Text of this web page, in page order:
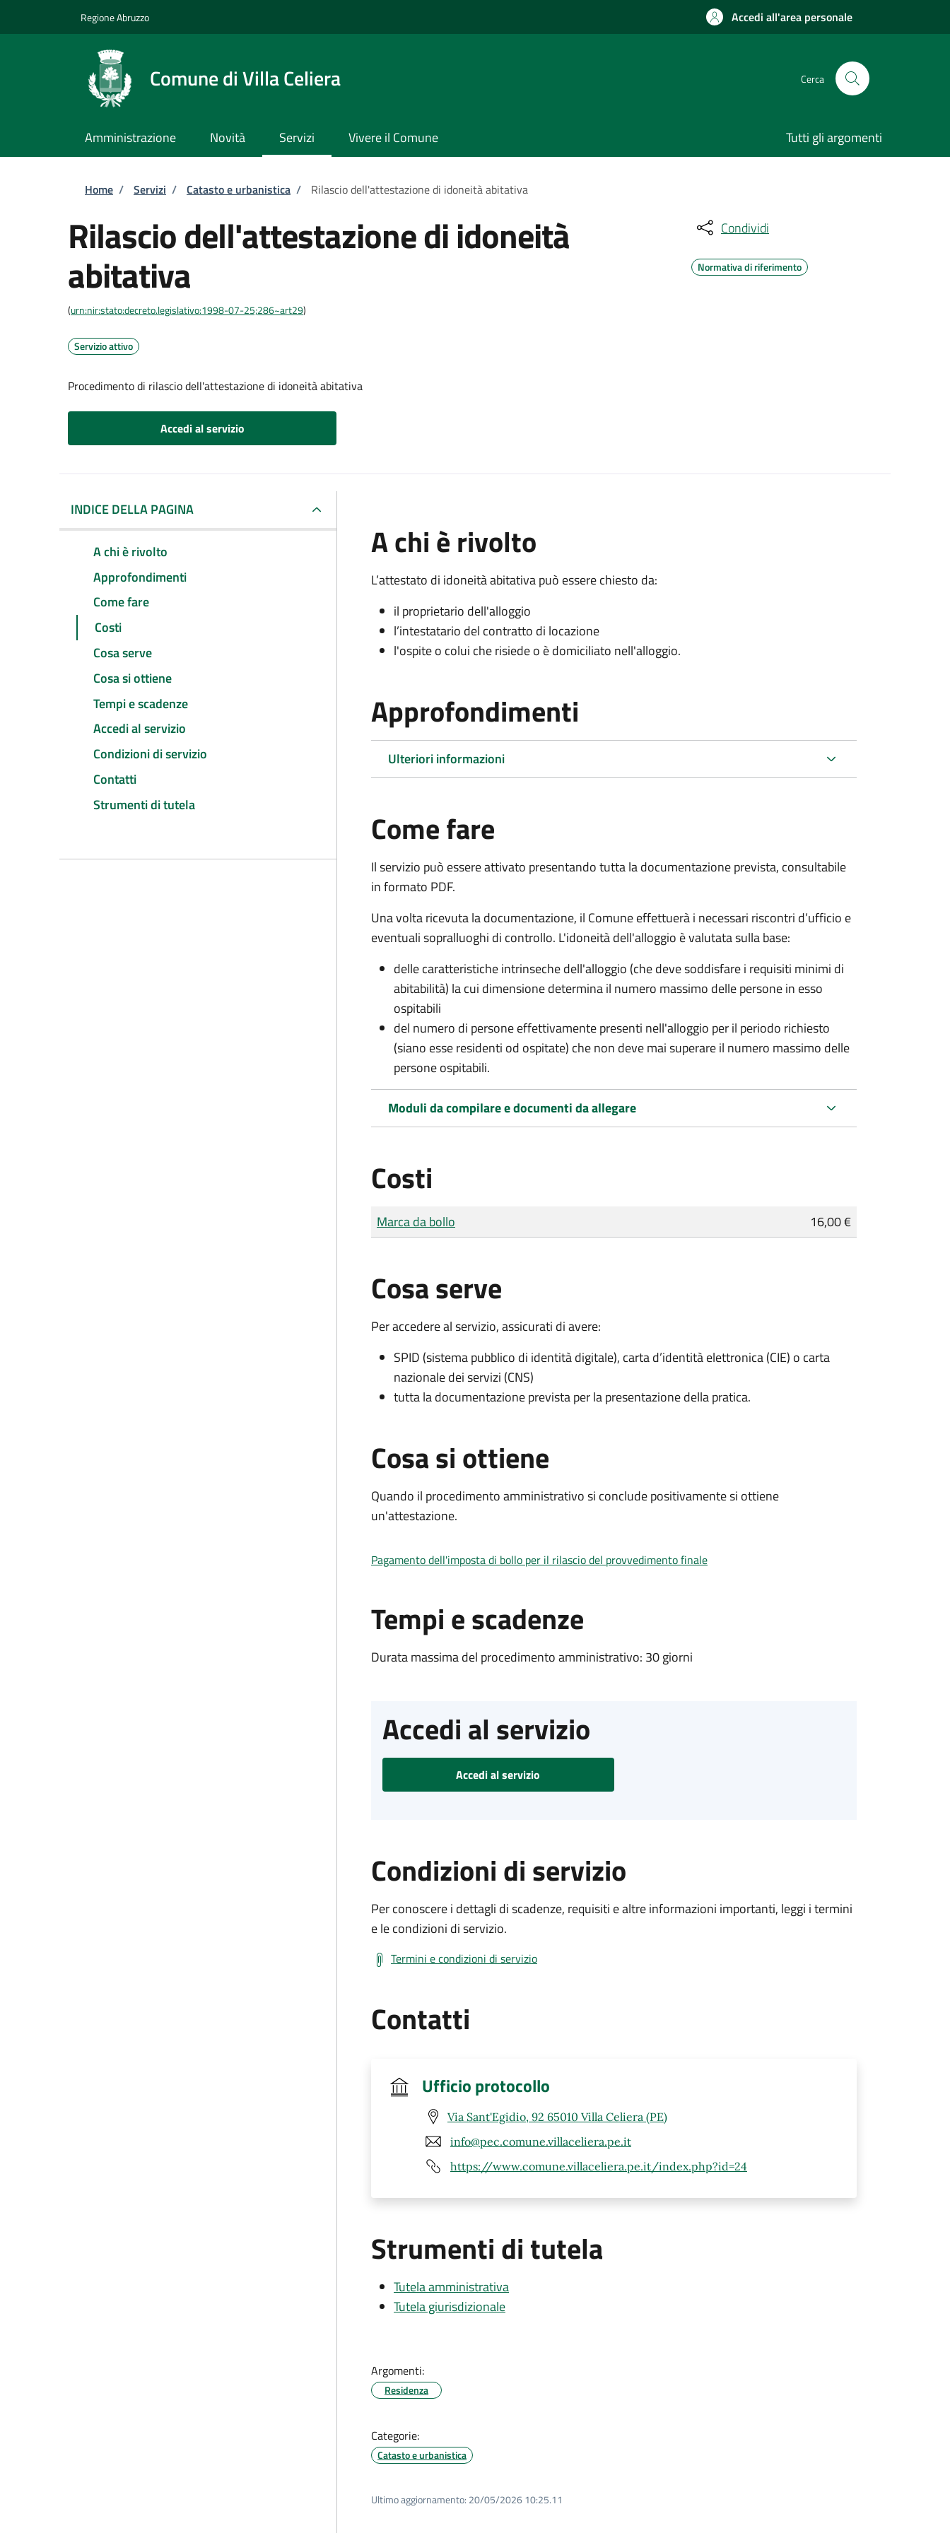
Regione Abruzzo Accedi all'area personale
Comune di Villa Celiera Cerca
Amministrazione Novità Servizi Vivere il Comune Tutti gli argomenti
Briciole di pane
Home / Servizi / Catasto e urbanistica / Rilascio dell'attestazione di idoneità abitativa
Rilascio dell'attestazione di idoneità
abitativa
(urn:nir:stato:decreto.legislativo:1998-07-25;286~art29)
Servizio attivo
Procedimento di rilascio dell'attestazione di idoneità abitativa
Accedi al servizio
Condividi
Normativa di riferimento
INDICE DELLA PAGINA
A chi è rivolto
Approfondimenti
Come fare
Costi
Cosa serve
Cosa si ottiene
Tempi e scadenze
Accedi al servizio
Condizioni di servizio
Contatti
Strumenti di tutela
A chi è rivolto
L’attestato di idoneità abitativa può essere chiesto da:
il proprietario dell'alloggio
l’intestatario del contratto di locazione
l'ospite o colui che risiede o è domiciliato nell'alloggio.
Approfondimenti
Ulteriori informazioni
Come fare
Il servizio può essere attivato presentando tutta la documentazione prevista, consultabile
in formato PDF.
Una volta ricevuta la documentazione, il Comune effettuerà i necessari riscontri d’ufficio e
eventuali sopralluoghi di controllo. L'idoneità dell'alloggio è valutata sulla base:
delle caratteristiche intrinseche dell'alloggio (che deve soddisfare i requisiti minimi di
abitabilità) la cui dimensione determina il numero massimo delle persone in esso
ospitabili
del numero di persone effettivamente presenti nell'alloggio per il periodo richiesto
(siano esse residenti od ospitate) che non deve mai superare il numero massimo delle
persone ospitabili.
Moduli da compilare e documenti da allegare
Costi
Tipo di pagamento
Importo
Marca da bollo 16,00 €
Cosa serve
Per accedere al servizio, assicurati di avere:
SPID (sistema pubblico di identità digitale), carta d’identità elettronica (CIE) o carta
nazionale dei servizi (CNS)
tutta la documentazione prevista per la presentazione della pratica.
Cosa si ottiene
Quando il procedimento amministrativo si conclude positivamente si ottiene
un'attestazione.
Pagamento dell'imposta di bollo per il rilascio del provvedimento finale
Tempi e scadenze
Durata massima del procedimento amministrativo: 30 giorni
Accedi al servizio
Accedi al servizio
Condizioni di servizio
Per conoscere i dettagli di scadenze, requisiti e altre informazioni importanti, leggi i termini
e le condizioni di servizio.
Termini e condizioni di servizio
Contatti
Ufficio protocollo
Via Sant'Egidio, 92 65010 Villa Celiera (PE)
info@pec.comune.villaceliera.pe.it
https://www.comune.villaceliera.pe.it/index.php?id=24
Strumenti di tutela
Tutela amministrativa
Tutela giurisdizionale
Argomenti:
Residenza
Categorie:
Catasto e urbanistica
Ultimo aggiornamento: 20/05/2026 10:25.11